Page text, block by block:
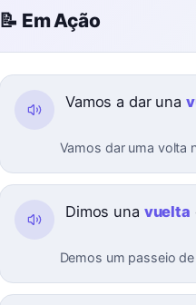
📝 Em Ação
Vamos a dar una
Vamos dar uma volta
Dimos una vuelta
Demos um passeio